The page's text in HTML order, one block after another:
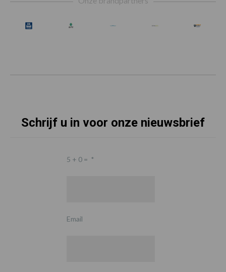
Schrijf u in voor onze nieuwsbrief
5 + 0 = *
Email